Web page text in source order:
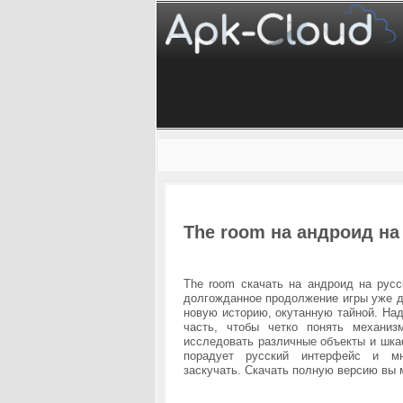
The room на андроид
The room скачать на андроид на
долгожданное продолжение игры уже
новую историю, окутанную тайной.
часть, чтобы четко понять
исследовать различные объекты и
порадует русский интерфейс и
заскучать. Скачать полную версию вы